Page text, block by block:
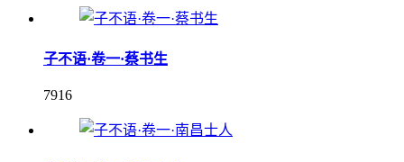
子不语·卷一·蔡书生
7916